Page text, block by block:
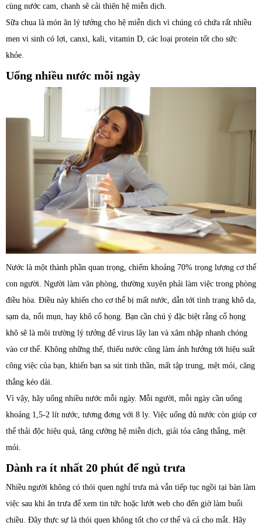
cùng nước cam, chanh sẽ cải thiện hệ miễn dịch.
Sữa chua là món ăn lý tưởng cho hệ miễn dịch vì chúng có chứa rất nhiều
men vi sinh có lợi, canxi, kali, vitamin D, các loại protein tốt cho sức
khỏe.
Uống nhiều nước mỗi ngày
Nước là một thành phần quan trọng, chiếm khoảng 70% trọng lượng cơ thể
con người. Người làm văn phòng, thường xuyên phải làm việc trong phòng
điều hòa. Điều này khiến cho cơ thể bị mất nước, dẫn tới tình trạng khô da,
sạm da, nổi mụn, hay khô cổ họng. Bạn cần chú ý đặc biệt rằng cổ họng
khô sẽ là môi trường lý tưởng để virus lây lan và xâm nhập nhanh chóng
vào cơ thể. Không những thế, thiếu nước cũng làm ảnh hưởng tới hiệu suất
công việc của bạn, khiến bạn sa sút tinh thần, mất tập trung, mệt mỏi, căng
thẳng kéo dài.
Vì vậy, hãy uống nhiều nước mỗi ngày. Mỗi người, mỗi ngày cần uống
khoảng 1,5-2 lít nước, tương đơng với 8 ly. Việc uống đủ nước còn giúp cơ
thể thải độc hiệu quả, tăng cường hệ miễn dịch, giải tỏa căng thẳng, mệt
mỏi.
Dành ra ít nhất 20 phút để ngủ trưa
Nhiều người không có thói quen nghỉ trưa mà vẫn tiếp tục ngồi tại bàn làm
việc sau khi ăn trưa để xem tin tức hoặc lướt web cho đến giờ làm buổi
chiều. Đây thực sự là thói quen không tốt cho cơ thể và cả cho mắt. Hãy